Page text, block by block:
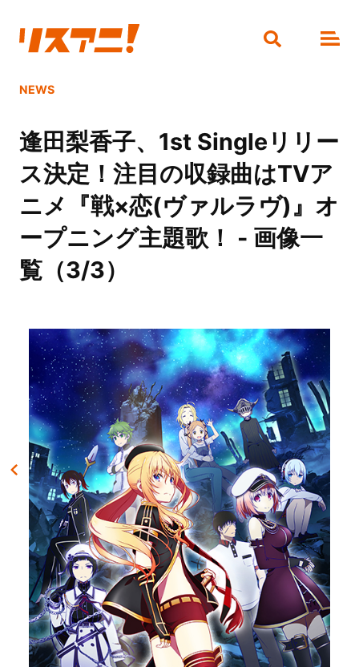
NEWS
逢田梨香子、1st Singleリリー
ス決定！注目の収録曲はTVア
ニメ『戦×恋(ヴァルラヴ)』オ
ープニング主題歌！ - 画像一
覧（3/3）